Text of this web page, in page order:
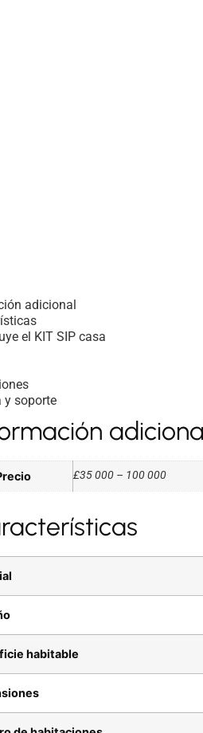
adicional
el KIT SIP casa
y soporte
adicional
£35 000 – 100 000
habitable